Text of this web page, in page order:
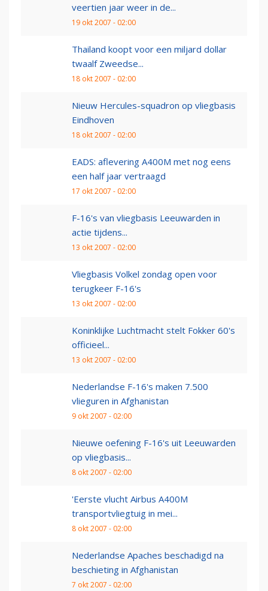
veertien jaar weer in de...
19 okt 2007 - 02:00
Thailand koopt voor een miljard dollar
twaalf Zweedse...
18 okt 2007 - 02:00
Nieuw Hercules-squadron op vliegbasis
Eindhoven
18 okt 2007 - 02:00
EADS: aflevering A400M met nog eens
een half jaar vertraagd
17 okt 2007 - 02:00
F-16's van vliegbasis Leeuwarden in
actie tijdens...
13 okt 2007 - 02:00
Vliegbasis Volkel zondag open voor
terugkeer F-16's
13 okt 2007 - 02:00
Koninklijke Luchtmacht stelt Fokker 60's
officieel...
13 okt 2007 - 02:00
Nederlandse F-16's maken 7.500
vlieguren in Afghanistan
9 okt 2007 - 02:00
Nieuwe oefening F-16's uit Leeuwarden
op vliegbasis...
8 okt 2007 - 02:00
'Eerste vlucht Airbus A400M
transportvliegtuig in mei...
8 okt 2007 - 02:00
Nederlandse Apaches beschadigd na
beschieting in Afghanistan
7 okt 2007 - 02:00